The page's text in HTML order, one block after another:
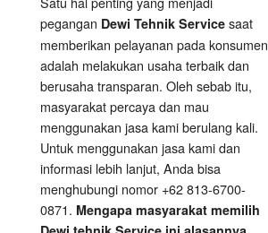
pegangan Dewi Tehnik Service saat
memberikan pelayanan pada konsumen
adalah melakukan usaha terbaik dan
berusaha transparan. Oleh sebab itu,
masyarakat percaya dan mau
menggunakan jasa kami berulang kali.
Untuk menggunakan jasa kami dan
informasi lebih lanjut, Anda bisa
menghubungi nomor +62 813-6700-
0871. Mengapa masyarakat memilih